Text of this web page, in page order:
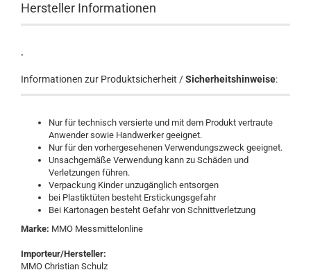
Hersteller Informationen
.
Informationen zur Produktsicherheit /Sicherheitshinweise:
Nur für technisch versierte und mit dem Produkt vertraute
Anwender sowie Handwerker geeignet.
Nur für den vorhergesehenen Verwendungszweck geeignet.
Unsachgemäße Verwendung kann zu Schäden und
Verletzungen führen.
Verpackung Kinder unzugänglich entsorgen
bei Plastiktüten besteht Erstickungsgefahr
Bei Kartonagen besteht Gefahr von Schnittverletzung
Marke: MMO Messmittelonline
Importeur/Hersteller:
MMO Christian Schulz